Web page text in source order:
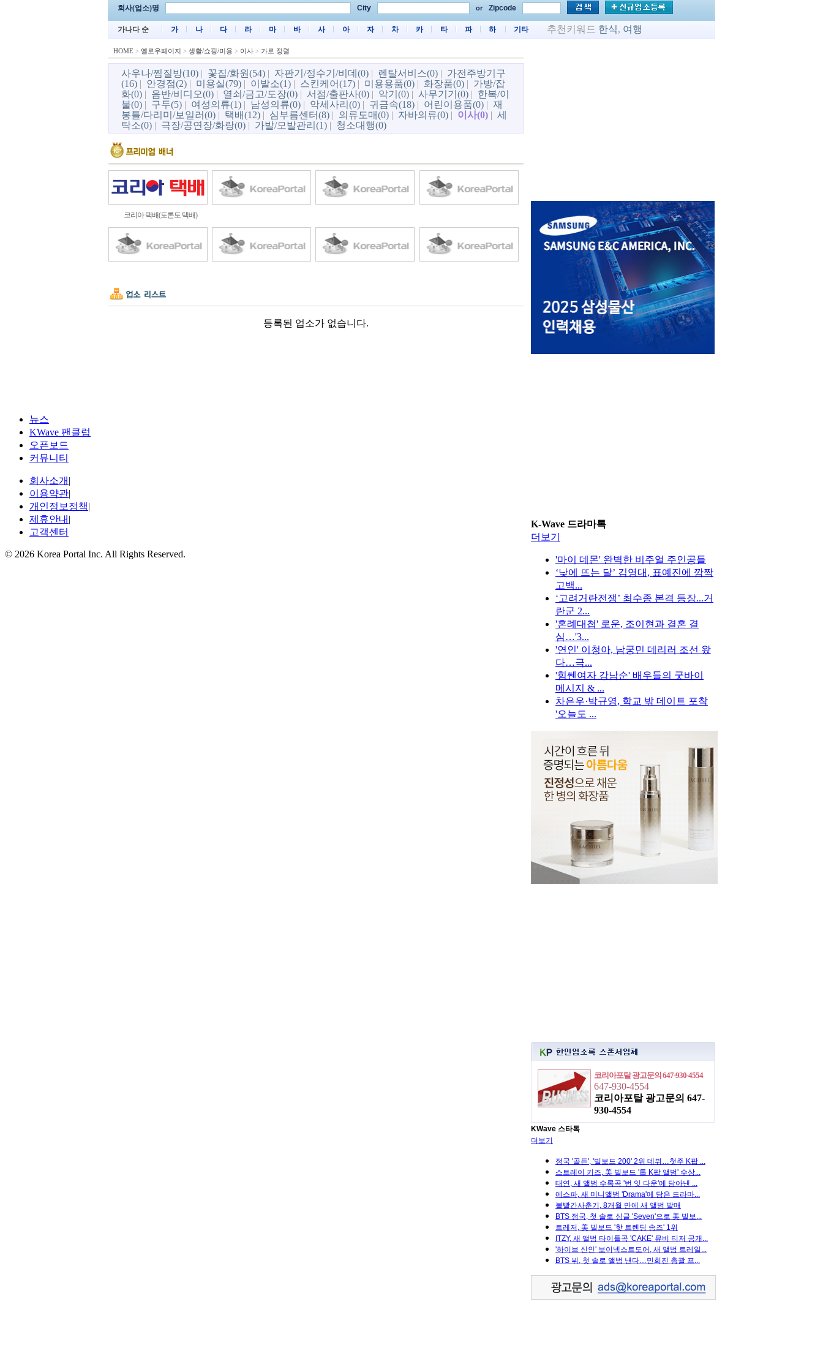
회사(업소)명 City or Zipcode
가나다 순 가 나 다 라 마 바 사 아 자 차 카 타 파 하 기타 추천키워드 한식, 여행
HOME > 옐로우페이지 > 생활/쇼핑/미용 > 이사 > 가로 정렬
사우나/찜질방(10) | 꽃집/화원(54) | 자판기/정수기/비데(0) | 렌탈서비스(0) | 가전주방기구
(16) | 안경점(2) | 미용실(79) | 이발소(1) | 스킨케어(17) | 미용용품(0) | 화장품(0) | 가방/잡
화(0) | 음반/비디오(0) | 열쇠/금고/도장(0) | 서점/출판사(0) | 악기(0) | 사무기기(0) | 한복/이
불(0) | 구두(5) | 여성의류(1) | 남성의류(0) | 악세사리(0) | 귀금속(18) | 어린이용품(0) | 재
봉틀/다리미/보일러(0) | 택배(12) | 심부름센터(8) | 의류도매(0) | 자바의류(0) | 이사(0) | 세
탁소(0) | 극장/공연장/화랑(0) | 가발/모발관리(1) | 청소대행(0)
코리아 택배(토론토 택배)
등록된 업소가 없습니다.
K-Wave 드라마톡
더보기
'마이 데몬' 완벽한 비주얼 주인공들
‘낮에 뜨는 달’ 김영대, 표예진에 깜짝
고백...
‘고려거란전쟁’ 최수종 본격 등장...거
란군 2...
'혼례대첩' 로운, 조이현과 결혼 결
심…'3...
'연인' 이청아, 남궁민 데리러 조선 왔
다…극...
'힘쎈여자 강남순' 배우들의 굿바이
메시지 & ...
차은우·박규영, 학교 밖 데이트 포착
'오늘도 ...
코리아포탈 광고문의 647-930-4554
647-930-4554
코리아포탈 광고문의 647-
930-4554
KWave 스타톡
더보기
정국 '골든', '빌보드 200' 2위 데뷔…첫주 K팝 ...
스트레이 키즈, 美 빌보드 '톱 K팝 앨범' 수상...
태연, 새 앨범 수록곡 '번 잇 다운'에 담아낸 ...
에스파, 새 미니앨범 'Drama'에 담은 드라마...
볼빨간사춘기, 8개월 만에 새 앨범 발매
BTS 정국, 첫 솔로 싱글 'Seven'으로 美 빌보...
트레저, 美 빌보드 '핫 트렌딩 송즈' 1위
ITZY, 새 앨범 타이틀곡 'CAKE' 뮤비 티저 공개...
'하이브 신인' 보이넥스트도어, 새 앨범 트레일...
BTS 뷔, 첫 솔로 앨범 낸다…민희진 총괄 프...
뉴스
KWave 팬클럽
오픈보드
커뮤니티
회사소개 |
이용약관|
개인정보정책|
제휴안내 |
고객센터
© 2026 Korea Portal Inc. All Rights Reserved.